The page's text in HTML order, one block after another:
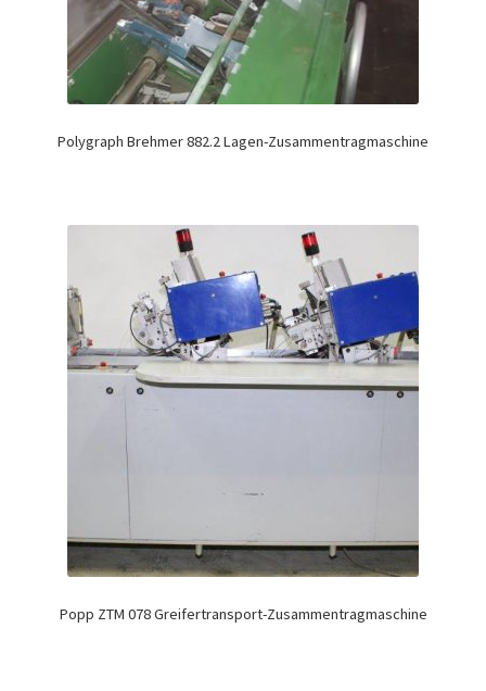
Polygraph Brehmer 882.2 Lagen-Zusammentragmaschine
Popp ZTM 078 Greifertransport-Zusammentragmaschine